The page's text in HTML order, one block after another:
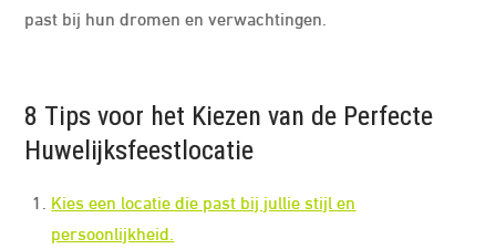
past bij hun dromen en verwachtingen.
8 Tips voor het Kiezen van de Perfecte
Huwelijksfeestlocatie
Kies een locatie die past bij jullie stijl en
persoonlijkheid.